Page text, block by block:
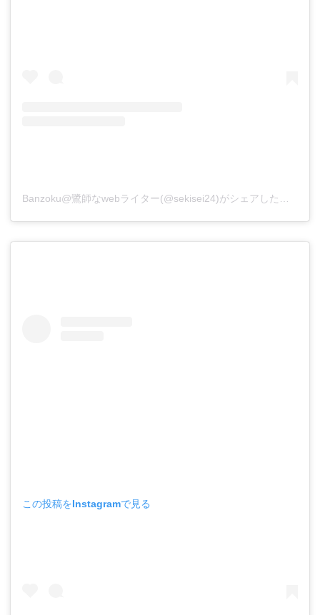
Banzoku@鷺師なwebライター(@sekisei24)がシェアした投稿
この投稿をInstagramで見る